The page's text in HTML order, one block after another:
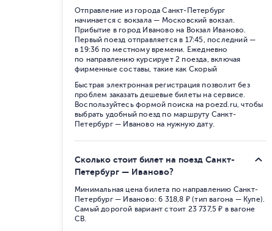
Отправление из города Санкт-Петербург
начинается с вокзала — Московский вокзал.
Прибытие в город Иваново на Вокзал Иваново.
Первый поезд отправляется в 17:45, последний —
в 19:36 по местному времени. Ежедневно
по направлению курсирует 2 поезда, включая
фирменные составы, такие как Скорый
Быстрая электронная регистрация позволит без
проблем заказать дешевые билеты на сервисе.
Воспользуйтесь формой поиска на poezd.ru, чтобы
выбрать удобный поезд по маршруту Санкт-
Петербург — Иваново на нужную дату.
Сколько стоит билет на поезд Санкт-
Петербург — Иваново?
Минимальная цена билета по направлению Санкт-
Петербург — Иваново: 6 318,8 ₽ (тип вагона — Купе).
Самый дорогой вариант стоит 23 737,5 ₽ в вагоне
СВ.